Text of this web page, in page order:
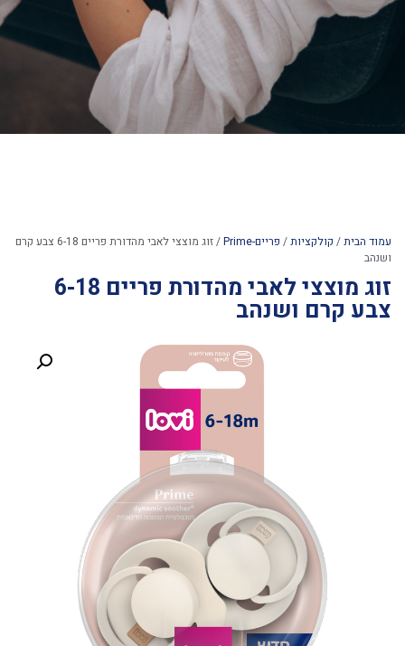
עמוד הבית/ קולקציות/ פריים-Prime
/ זוג מוצצי לאבי מהדורת פריים 6-18 צבע קרם
ושנהב
זוג מוצצי לאבי מהדורת פריים 6-18
צבע קרם ושנהב